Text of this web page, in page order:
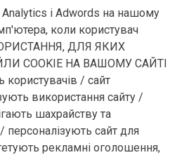
і Adwords на нашому
коли користувач
ДЛЯ ЯКИХ
COOKIE НА ВАШОМУ САЙТІ
користувачів / сайт
використання сайту /
шахрайству та
сайт для
рекламні оголошення,